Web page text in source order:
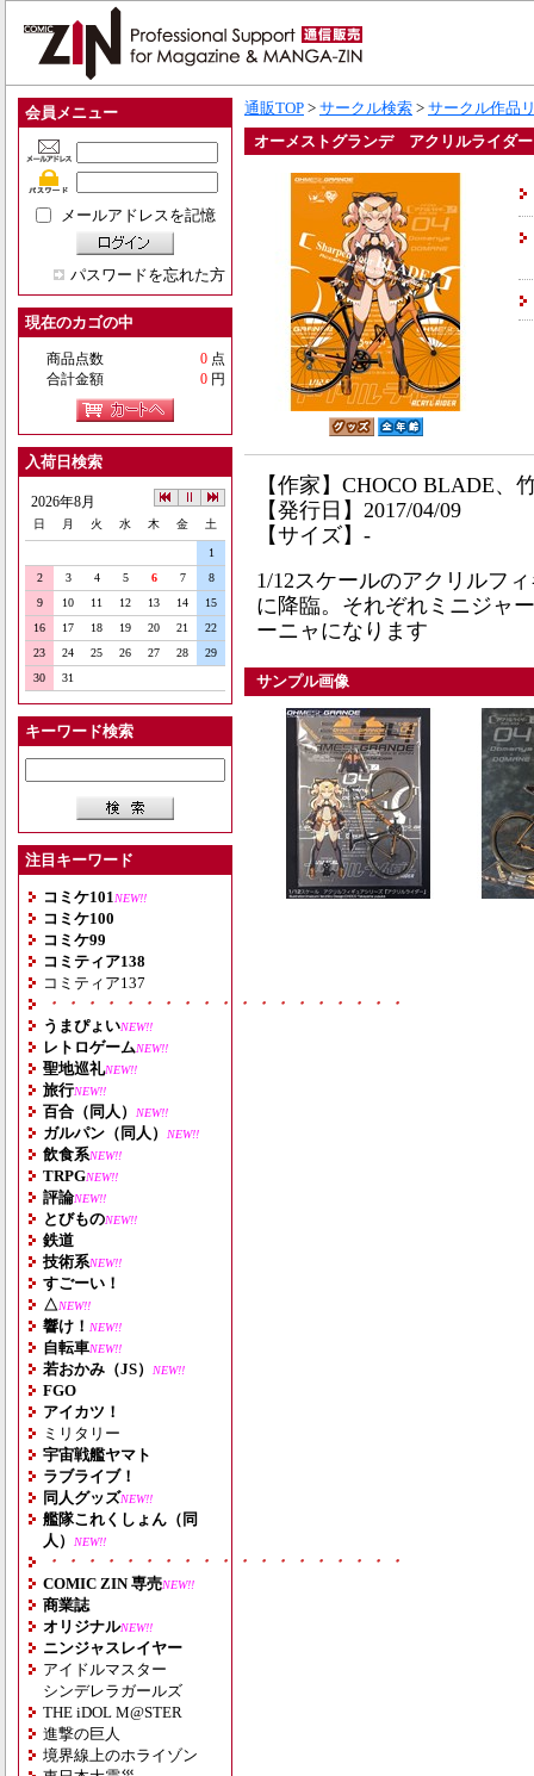
会員メニュー
メールアドレスを記憶
パスワードを忘れた方
現在のカゴの中
商品点数 0 点
合計金額
0 円
入荷日検索
2026年8月
日 月 火 水 木 金 土
1
2
3 4 5 6 7
8
9
10 11 12 13 14
15
16
17 18 19 20 21
22
23
24 25 26 27 28
29
30
31
キーワード検索
注目キーワード
コミケ101 NEW!!
コミケ100
コミケ99
コミティア138
コミティア137
・・・・・・・・・・・・・・・・・・・
うまぴょいNEW!!
レトロゲームNEW!!
聖地巡礼NEW!!
旅行NEW!!
百合（同人） NEW!!
ガルパン（同人） NEW!!
飲食系NEW!!
TRPGNEW!!
評論NEW!!
とびものNEW!!
鉄道
技術系NEW!!
すごーい！
△NEW!!
響け！ NEW!!
自転車NEW!!
若おかみ（JS） NEW!!
FGO
アイカツ！
ミリタリー
宇宙戦艦ヤマト
ラブライブ！
同人グッズNEW!!
艦隊これくしょん（同
人）
NEW!!
・・・・・・・・・・・・・・・・・・・
COMIC ZIN 専売NEW!!
商業誌
オリジナルNEW!!
ニンジャスレイヤー
アイドルマスター
シンデレラガールズ
THE iDOL M@STER
進撃の巨人
境界線上のホライゾン
通販TOP > サークル検索 > サークル作品
オーメストグランデ アクリルライダ
【作家】CHOCO BLADE、
【発行日】2017/04/09
【サイズ】-
1/12スケールのアクリルフ
に降臨。それぞれミニジャ
ーニャになります
サンプル画像